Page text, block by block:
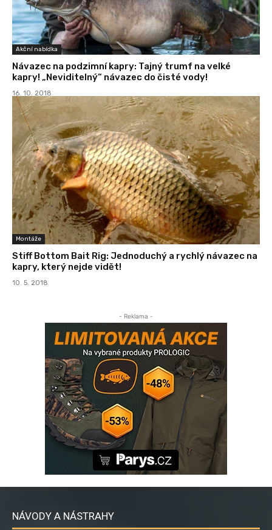
Akční nabídka
Návazec na podzimní kapry: Tajný trumf na velké
kapry! „Neviditelný“ návazec do čisté vody!
16. 10. 2018
Montáže
Stiff Bottom Bait Rig: Jednoduchý a rychlý návazec na
kapry, který nejde vidět!
10. 5. 2018
- Reklama -
NÁVODY A NÁSTRAHY